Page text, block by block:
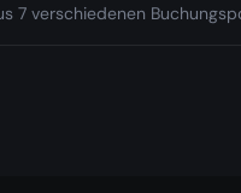
7 verschiedenen